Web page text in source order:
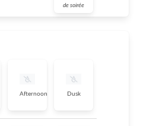
de soirée
Afternoon Dusk